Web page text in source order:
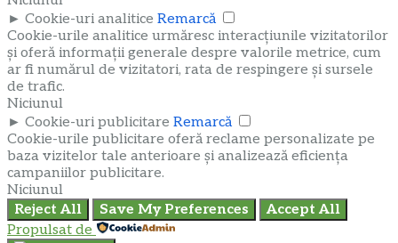
► Cookie-uri analitice Remarcă
Cookie-urile analitice urmăresc interacțiunile vizitatorilor
și oferă informații generale despre valorile metrice, cum
ar fi numărul de vizitatori, rata de respingere și sursele
de trafic.
Niciunul
► Cookie-uri publicitare Remarcă
Cookie-urile publicitare oferă reclame personalizate pe
baza vizitelor tale anterioare și analizează eficiența
campaniilor publicitare.
Niciunul
Reject All
Save My Preferences
Accept All
Propulsat de